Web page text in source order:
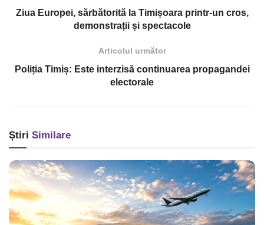
Ziua Europei, sărbătorită la Timișoara printr-un cros,
demonstrații și spectacole
Articolul următor
Poliția Timiș: Este interzisă continuarea propagandei
electorale
Știri Similare